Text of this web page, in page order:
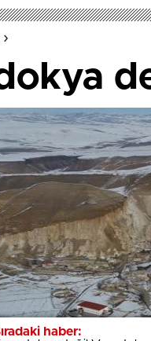
haber:
haber: